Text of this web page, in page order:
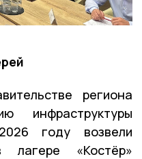
региона
инфраструктуры
году возвели
лагере «Костёр»